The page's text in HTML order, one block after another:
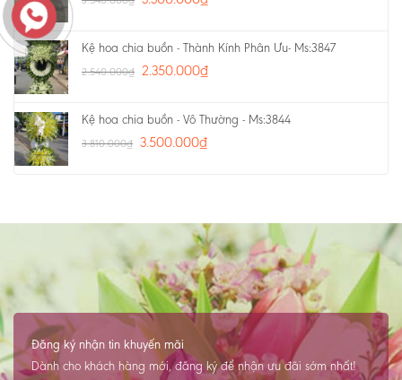
Kệ hoa chia buồn - Thành Kính Phân Ưu- Ms:3847
2.540.000₫ 2.350.000₫
Kệ hoa chia buồn - Vô Thường - Ms:3844
3.810.000₫ 3.500.000₫
Đăng ký nhận tin khuyến mãi
Dành cho khách hàng mới, đăng ký để nhận ưu đãi sớm nhất!